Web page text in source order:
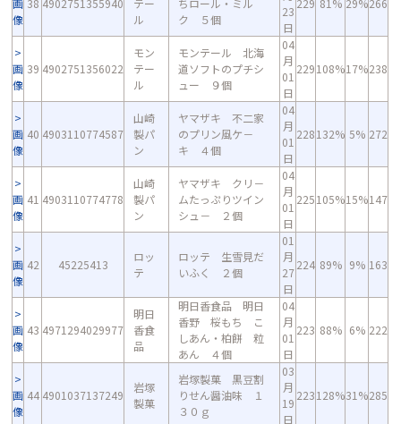
画
像
38 4902751355940
テー
ル
ちロール・ミル
ク ５個
23
日
229 81% 29%266
画
像
39 4902751356022
モン
テー
ル
モンテール 北海
道ソフトのプチシ
ュー ９個
04
月
01
日
229108%17%238
画
像
40 4903110774587
山崎
製パ
ン
ヤマザキ 不二家
のプリン風ケ－
キ ４個
04
月
01
日
228132% 5% 272
画
像
41 4903110774778
山崎
製パ
ン
ヤマザキ クリ－
ムたっぷりツイン
シュ－ ２個
04
月
01
日
225105%15%147
画
像
42 45225413
ロッ
テ
ロッテ 生雪見だ
いふく ２個
01
月
27
日
224 89% 9% 163
画
像
43 4971294029977
明日
香食
品
明日香食品 明日
香野 桜もち こ
しあん・柏餅 粒
あん ４個
04
月
01
日
223 88% 6% 222
画
像
44 4901037137249
岩塚
製菓
岩塚製菓 黒豆割
りせん醤油味 １
３０ｇ
03
月
19
日
223128%31%285